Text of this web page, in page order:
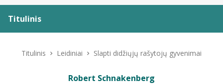
Titulinis
Titulinis Leidiniai Slapti didžiųjų rašytojų gyvenimai
Robert Schnakenberg